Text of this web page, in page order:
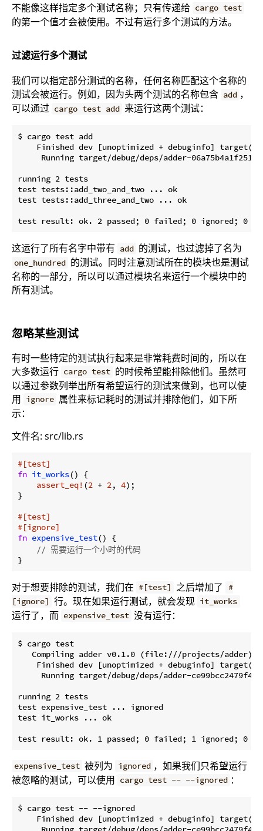
不能像这样指定多个测试名称；只有传递给 cargo test
的第一个值才会被使用。不过有运行多个测试的方法。
过滤运行多个测试
我们可以指定部分测试的名称，任何名称匹配这个名称的
测试会被运行。例如，因为头两个测试的名称包含 add ，
可以通过 cargo test add 来运行这两个测试：
$ cargo test add
Finished dev [unoptimized + debuginfo]
Running target/debug/deps/adder-
running 2 tests
test tests::add_two_and_two ... ok
test tests::add_three_and_two ... ok
这运行了所有名字中带有 add 的测试，也过滤掉了名为
one_hundred 的测试。同时注意测试所在的模块也是测试
名称的一部分，所以可以通过模块名来运行一个模块中的
所有测试。
忽略某些测试
有时一些特定的测试执行起来是非常耗费时间的，所以在
大多数运行 cargo test 的时候希望能排除他们。虽然可
以通过参数列举出所有希望运行的测试来做到，也可以使
用 ignore 属性来标记耗时的测试并排除他们，如下所
示：
文件名: src/lib.rs
#[test]
fn it_works() {
assert_eq! (2 + 2 , 4);
}
#[test]
#[ignore]
fn expensive_test() {
// 需要运行一个小时的代码
对于想要排除的测试，我们在 #[test] 之后增加了
#
[ignore] 行。现在如果运行测试，就会发现 it_works
运行了，而 expensive_test 没有运行：
$ cargo test
   Compiling adder v0.1.0 (file:///projects/adder)
Finished dev [unoptimized + debuginfo]
Running target/debug/deps/adder-
running 2 tests
test expensive_test ... ignored
test it_works ... ok
expensive_test 被列为 ignored ，如果我们只希望运行
被忽略的测试，可以使用 cargo test -- --ignored ：
$ cargo test -- --ignored
Finished dev [unoptimized + debuginfo]